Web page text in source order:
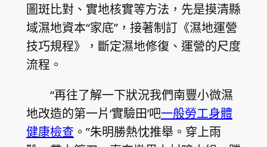
圖斑比對、實地核實等方法，先是摸清縣
域濕地資本“家底”，接著制訂《濕地運營
技巧規程》，斷定濕地修復、運營的尺度
流程。
“再往了解一下狀況我們南豐小微濕
地改造的第一片‘實驗田’吧一般勞工身體
健康檢查 。”朱明勝熱忱推舉。穿上雨